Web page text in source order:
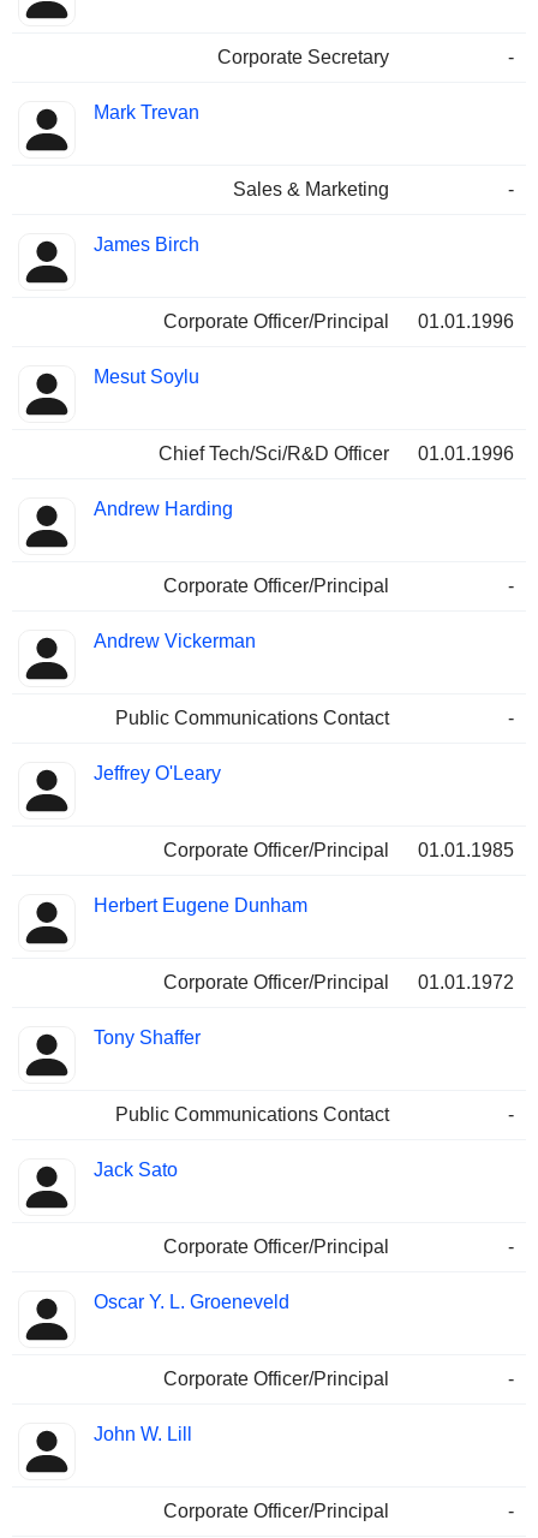
Corporate Secretary -
Mark Trevan
Sales & Marketing -
James Birch
Corporate Officer/Principal 01.01.1996
Mesut Soylu
Chief Tech/Sci/R&D Officer 01.01.1996
Andrew Harding
Corporate Officer/Principal -
Andrew Vickerman
Public Communications Contact -
Jeffrey O'Leary
Corporate Officer/Principal 01.01.1985
Herbert Eugene Dunham
Corporate Officer/Principal 01.01.1972
Tony Shaffer
Public Communications Contact -
Jack Sato
Corporate Officer/Principal -
Oscar Y. L. Groeneveld
Corporate Officer/Principal -
John W. Lill
Corporate Officer/Principal -